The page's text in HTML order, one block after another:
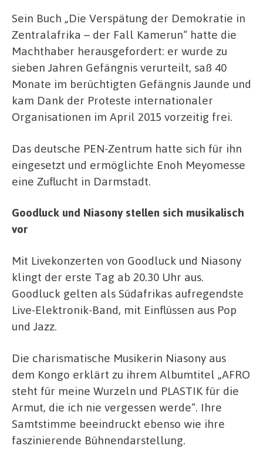
Sein Buch „Die Verspätung der Demokratie in
Zentralafrika – der Fall Kamerun“ hatte die
Machthaber herausgefordert: er wurde zu
sieben Jahren Gefängnis verurteilt, saß 40
Monate im berüchtigten Gefängnis Jaunde und
kam Dank der Proteste internationaler
Organisationen im April 2015 vorzeitig frei.
Das deutsche PEN-Zentrum hatte sich für ihn
eingesetzt und ermöglichte Enoh Meyomesse
eine Zuflucht in Darmstadt.
Goodluck und Niasony stellen sich musikalisch
vor
Mit Livekonzerten von Goodluck und Niasony
klingt der erste Tag ab 20.30 Uhr aus.
Goodluck gelten als Südafrikas aufregendste
Live-Elektronik-Band, mit Einflüssen aus Pop
und Jazz.
Die charismatische Musikerin Niasony aus
dem Kongo erklärt zu ihrem Albumtitel „AFRO
steht für meine Wurzeln und PLASTIK für die
Armut, die ich nie vergessen werde“. Ihre
Samtstimme beeindruckt ebenso wie ihre
faszinierende Bühnendarstellung.